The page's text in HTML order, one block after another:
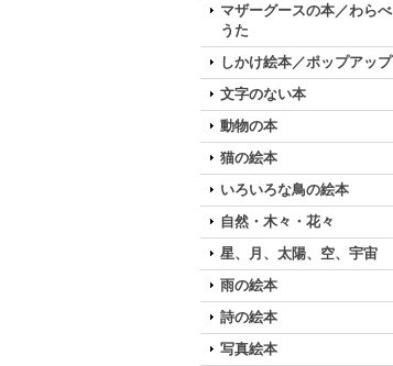
マザーグースの本／わらべ
うた
しかけ絵本／ポップアップ
文字のない本
動物の本
猫の絵本
いろいろな鳥の絵本
自然・木々・花々
星、月、太陽、空、宇宙
雨の絵本
詩の絵本
写真絵本